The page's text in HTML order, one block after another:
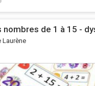
de 1 à 15 -
Laurène